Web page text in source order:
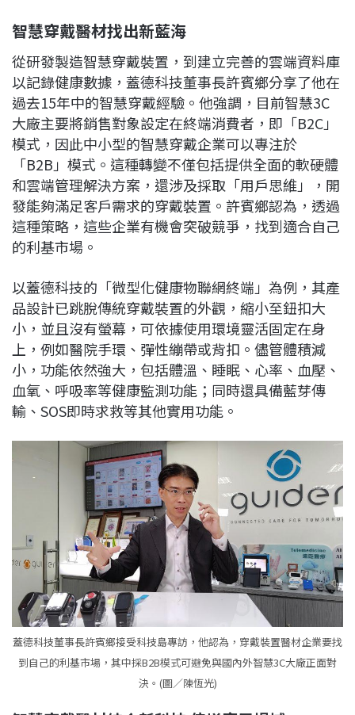
智慧穿戴醫材找出新藍海
從研發製造智慧穿戴裝置，到建立完善的雲端資料庫
以記錄健康數據，蓋德科技董事長許賓鄉分享了他在
過去15年中的智慧穿戴經驗。他強調，目前智慧3C
大廠主要將銷售對象設定在終端消費者，即「B2C」
模式，因此中小型的智慧穿戴企業可以專注於
「B2B」模式。這種轉變不僅包括提供全面的軟硬體
和雲端管理解決方案，還涉及採取「用戶思維」，開
發能夠滿足客戶需求的穿戴裝置。許賓鄉認為，透過
這種策略，這些企業有機會突破競爭，找到適合自己
的利基市場。
以蓋德科技的「微型化健康物聯網終端」為例，其產
品設計已跳脫傳統穿戴裝置的外觀，縮小至鈕扣大
小，並且沒有螢幕，可依據使用環境靈活固定在身
上，例如醫院手環、彈性繃帶或背扣。儘管體積減
小，功能依然強大，包括體溫、睡眠、心率、血壓、
血氧、呼吸率等健康監測功能；同時還具備藍芽傳
輸、SOS即時求救等其他實用功能。
蓋德科技董事長許賓鄉接受科技島專訪，他認為，穿戴裝置醫材企業要找
到自己的利基市場，其中採B2B模式可避免與國內外智慧3C大廠正面對
決。(圖／陳恆光)